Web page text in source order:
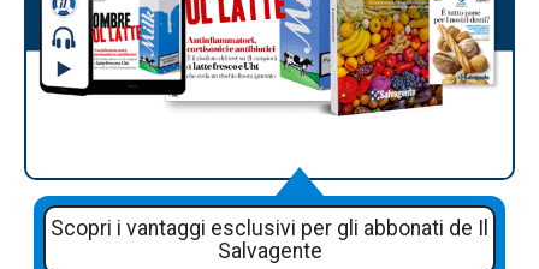
Scopri i vantaggi esclusivi per gli abbonati de Il
Salvagente